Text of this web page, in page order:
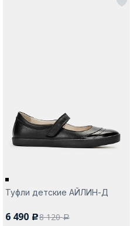
Туфли детские АЙЛИН-Д
6 490 c8 120a